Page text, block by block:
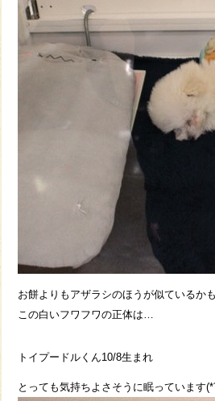
お餅よりもアザラシのほうが似ているか
この白いフワフワの正体は…
トイプードルくん10/8生まれ
とっても気持ちよさそうに眠っています